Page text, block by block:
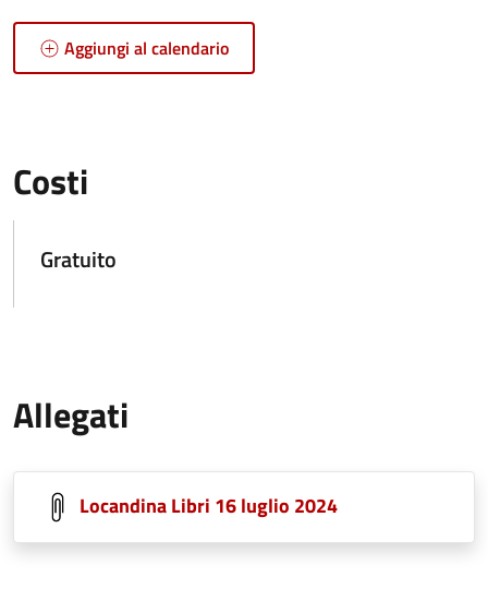
Aggiungi al calendario
Costi
Gratuito
Allegati
Locandina Libri 16 luglio 2024